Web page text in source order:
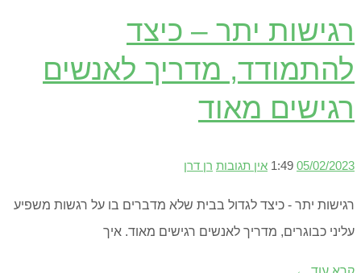
רגישות יתר – כיצד
להתמודד, מדריך לאנשים
רגישים מאוד
05/02/2023
1:49 אין תגובות רן דרן
רגישות יתר - כיצד לגדול בבית שלא מדברים בו על רגשות משפיע
עליני כבוגרים, מדריך לאנשים רגישים מאוד. איך